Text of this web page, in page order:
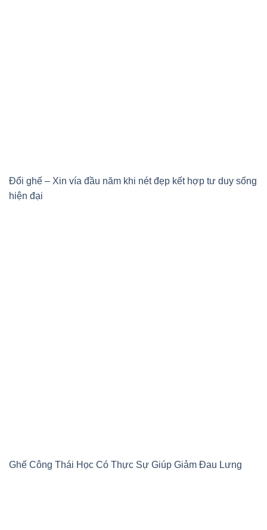
Đổi ghế – Xin vía đầu năm khi nét đẹp kết hợp tư duy sống
hiện đại
Ghế Công Thái Học Có Thực Sự Giúp Giảm Đau Lưng